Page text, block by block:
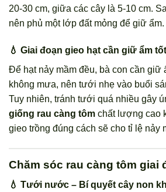
20-30 cm, giữa các cây là 5-10 cm.
nên phủ một lớp đất mỏng để giữ ẩm.
💧 Giai đoạn gieo hạt cần giữ ẩm tốt
Để hạt nảy mầm đều, bà con cần giữ
không mưa, nên tưới nhẹ vào buổi
Tuy nhiên, tránh tưới quá nhiều gây
giống rau càng tôm chất lượng cao
gieo trồng đúng cách sẽ cho tỉ lệ nảy
Chăm sóc rau càng tôm giai
💧 Tưới nước – Bí quyết cây non